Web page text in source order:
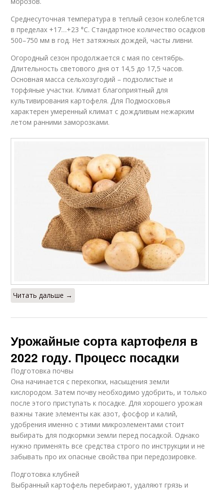
Среднесуточная температура в теплый сезон колеблется
в пределах +17…+23 °C. Стандартное количество осадков
500–750 мм в год. Нет затяжных дождей, часты ливни.
Огородный сезон продолжается с мая по сентябрь.
Длительность светового дня от 14,5 до 17,5 часов.
Основная масса сельхозугодий – подзолистые и
торфяные участки. Климат благоприятный для
культивирования картофеля. Для Подмосковья
характерен умеренный климат с дождливым нежарким
летом ранними заморозками.
Читать дальше →
Урожайные сорта картофеля в
2022 году. Процесс посадки
Подготовка почвы
Она начинается с перекопки, насыщения земли
кислородом. Затем почву необходимо удобрить, и только
после этого приступать к посадке. Для хорошего урожая
важны такие элементы как азот, фосфор и калий,
удобрения именно с этими микроэлементами стоит
выбирать для подкормки земли перед посадкой. Однако
нужно применять все средства строго по инструкции и не
забывать про их опасные свойства при передозировке.
Подготовка клубней
Выбранный картофель перебирают, удаляют грязь и